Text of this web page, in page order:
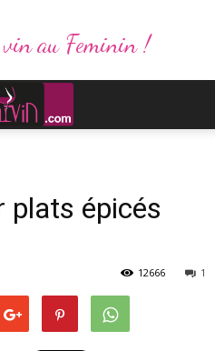
au Feminin !
plats épicés
1
12666